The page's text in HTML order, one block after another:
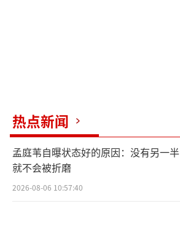
热点新闻
孟庭苇自曝状态好的原因：没有另一半
就不会被折磨
2026-08-06 10:57:40